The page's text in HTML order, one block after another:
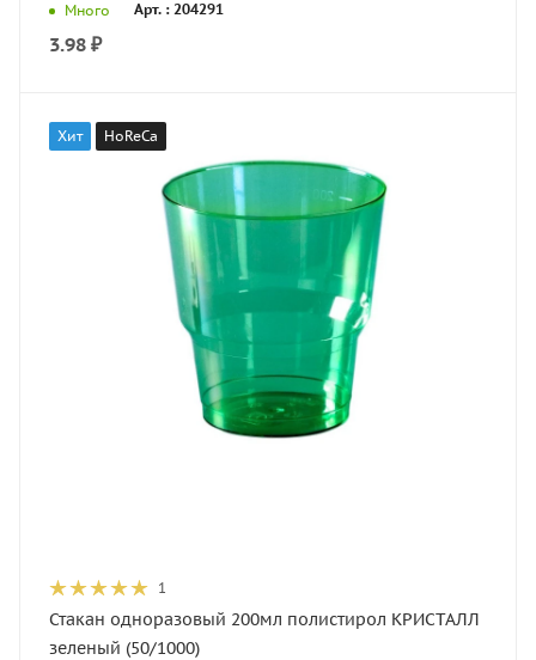
Много Арт. : 204291
3.98 ₽
Хит HoReCa
1
Стакан одноразовый 200мл полистирол КРИСТАЛЛ
зеленый (50/1000)